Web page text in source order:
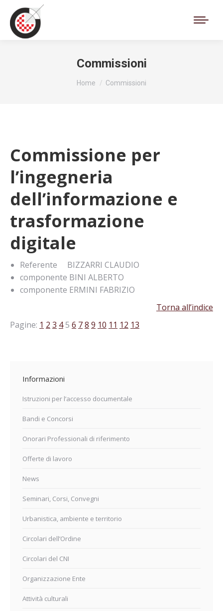
Commissioni
Tu sei qui:
Home Commissioni
Commissione per
l’ingegneria
dell’informazione e
trasformazione
digitale
Referente BIZZARRI CLAUDIO
componente BINI ALBERTO
componente ERMINI FABRIZIO
Torna all’indice
Pagine: 1 2 3 45 6 78 9 10 11 12 13
Informazioni
Istruzioni per l’accesso documentale
Bandi e Concorsi
Onorari Professionali di riferimento
Offerte di lavoro
News
Seminari, Corsi, Convegni
Urbanistica, ambiente e territorio
Circolari dell’Ordine
Circolari del CNI
Organizzazione Ente
Attività culturali